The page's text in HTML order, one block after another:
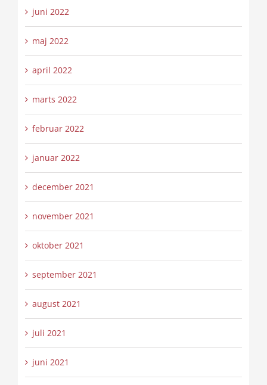
juni 2022
maj 2022
april 2022
marts 2022
februar 2022
januar 2022
december 2021
november 2021
oktober 2021
september 2021
august 2021
juli 2021
juni 2021